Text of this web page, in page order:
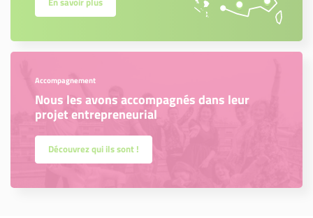
Accompagnement
Nous les avons accompagnés dans leur
projet entrepreneurial
Découvrez qui ils sont !